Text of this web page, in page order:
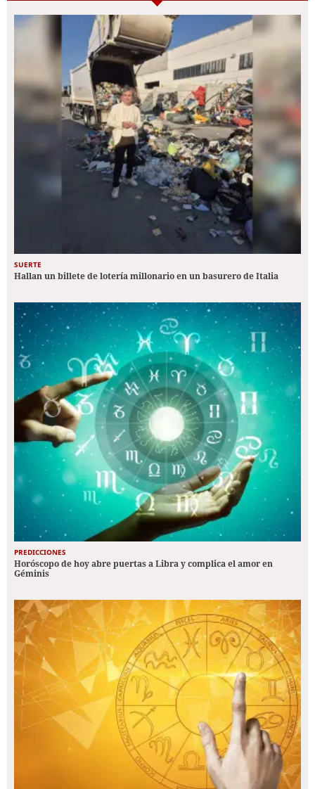
SUERTE
Hallan un billete de lotería millonario en un basurero de Italia
PREDICCIONES
Horóscopo de hoy abre puertas a Libra y complica el amor en
Géminis